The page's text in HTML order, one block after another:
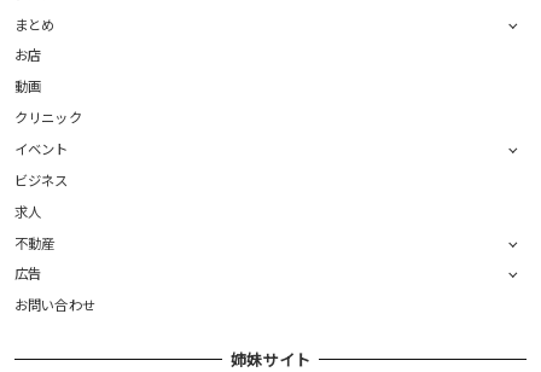
まとめ
お店
動画
クリニック
イベント
ビジネス
求人
不動産
広告
お問い合わせ
姉妹サイト